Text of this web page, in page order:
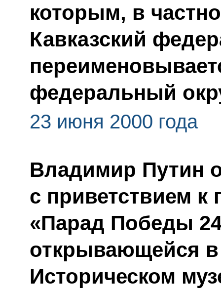
которым, в
Кавказский
федеральный
23 июня 2000 года
Владимир Путин
с приветствием к
«Парад Победы
открывающейся в
Историческом